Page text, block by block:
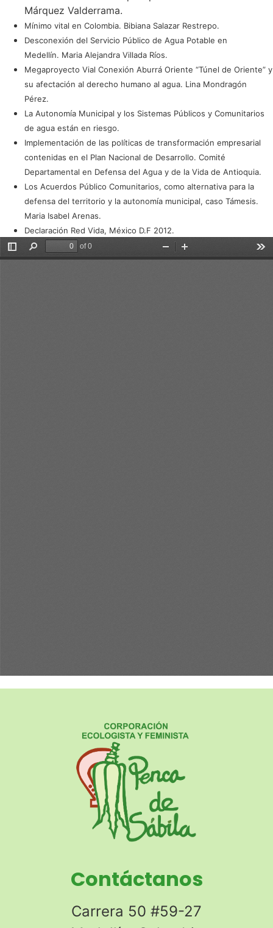
Márquez Valderrama.
Mínimo vital en Colombia. Bibiana Salazar Restrepo.
Desconexión del Servicio Público de Agua Potable en
Medellín. Maria Alejandra Villada Ríos.
Megaproyecto Vial Conexión Aburrá Oriente “Túnel de Oriente” y
su afectación al derecho humano al agua. Lina Mondragón
Pérez.
La Autonomía Municipal y los Sistemas Públicos y Comunitarios
de agua están en riesgo.
Implementación de las políticas de transformación empresarial
contenidas en el Plan Nacional de Desarrollo. Comité
Departamental en Defensa del Agua y de la Vida de Antioquia.
Los Acuerdos Público Comunitarios, como alternativa para la
defensa del territorio y la autonomía municipal, caso Támesis.
Maria Isabel Arenas.
Declaración Red Vida, México D.F 2012.
Contáctanos
Carrera 50 #59-27